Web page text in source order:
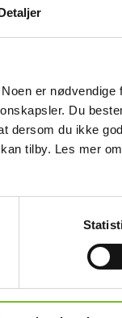
er
Du
dersom du ikke
tilby. Les mer